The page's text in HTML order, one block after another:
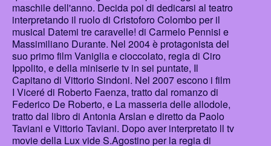
maschile dell'anno. Decida poi di dedicarsi al teatro
interpretando il ruolo di Cristoforo Colombo per il
musical Datemi tre caravelle! di Carmelo Pennisi e
Massimiliano Durante. Nel 2004 è protagonista del
suo primo film Vaniglia e cioccolato, regia di Ciro
Ippolito, e della miniserie tv in sei puntate, Il
Capitano di Vittorio Sindoni. Nel 2007 escono i film
I Viceré di Roberto Faenza, tratto dal romanzo di
Federico De Roberto, e La masseria delle allodole,
tratto dal libro di Antonia Arslan e diretto da Paolo
Taviani e Vittorio Taviani. Dopo aver interpretato ll tv
movie della Lux vide S.Agostino per la regia di